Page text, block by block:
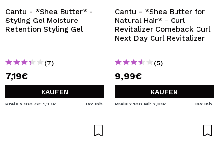
Cantu - *Shea Butter* -
Styling Gel Moisture
Retention Styling Gel
(7)
7,19€
KAUFEN
Preis x 100 Gr: 1,37€ Tax Inb.
Cantu - *Shea Butter for
Natural Hair* - Curl
Revitalizer Comeback Curl
Next Day Curl Revitalizer
(5)
9,99€
KAUFEN
Preis x 100 Ml: 2,81€ Tax Inb.